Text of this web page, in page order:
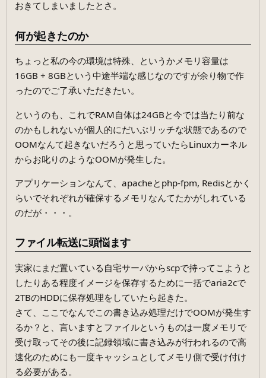
おきてしまいましたとさ。
何が起きたのか
ちょっと私の今の環境は特殊、というかメモリ容量は
16GB + 8GBという中途半端な感じなのですが余り物で作
ったのでご了承いただきたい。
というのも、これでRAM自体は24GBと今では当たり前な
のかもしれないが個人的にだいぶリッチな状態であるので
OOMなんて起きないだろうと思っていたらLinuxカーネル
からお叱りのようなOOMが発生した。
アプリケーションなんて、apacheとphp-fpm, Redisとかく
らいでそれぞれが確保するメモリなんてたかがしれている
のだが・・・。
ファイル転送に頭悩ます
実家にまだ置いている自宅サーバからscpで持ってこようと
したりある程度イメージを保存するために一括でaria2cで
2TBのHDDに保存処理をしていたら起きた。
さて、ここでなんでこの書き込み処理だけでOOMが発生す
るか？と、言いますとファイルというものは一度メモリで
受け取ってその後に記録領域に書き込みが行われるので高
速化のためにも一度キャッシュとしてメモリ側で受け付け
る必要がある。